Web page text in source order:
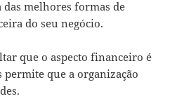
melhores formas de
do seu negócio.
que o aspecto financeiro é
que a organização